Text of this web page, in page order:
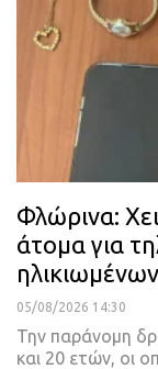
Φλώρινα:
άτομα για
ηλικιωμένων
05/08/2026 14:30
Την παράνομη
και 20 ετών, οι